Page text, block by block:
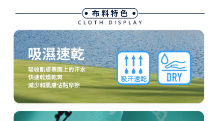
まで延長できます。
お支払期限は、ショップが請求した期日と、AFTEEで延長できる日数をも
とに計算されます。AFTEEで注文すると、商品を受け取るまで支払い期限
を延長できますが、商品を期限内に受け取れない場合があります（例：予
約商品や商品到着日が比較的遅い商品）。そのため、商品到着の有無に関
わらず、AFTEEで指定された期限内にお支払いください。
二、支払い限度額
1.初回 AFTEEを ご利用の際に、認証結果及び当社の審査の結果に基づ
き、限度額が設定されます。
3.現在、台湾の会員のみご利用いただけます。
付款後萊爾富取貨
送料無料
7-11取貨付款
送料無料
送料無料